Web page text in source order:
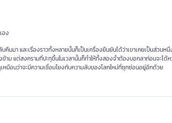
อง
นมา และเรื่องราวทั้งหลายนั้นก็เป็นเครื่องยืนยันได้ว่าเขาเคยเป็นส่วนห
ม แต่สงครามที่ปะทุขึ้นในเวลานั้นก็ทำให้ทั้งสองจำต้องบอกลาก่อนจะได้
มือนว่าจะมีความเชื่อมโยงกับความลับของโลกใหม่ที่ซุกซ่อนอยู่อีกด้วย